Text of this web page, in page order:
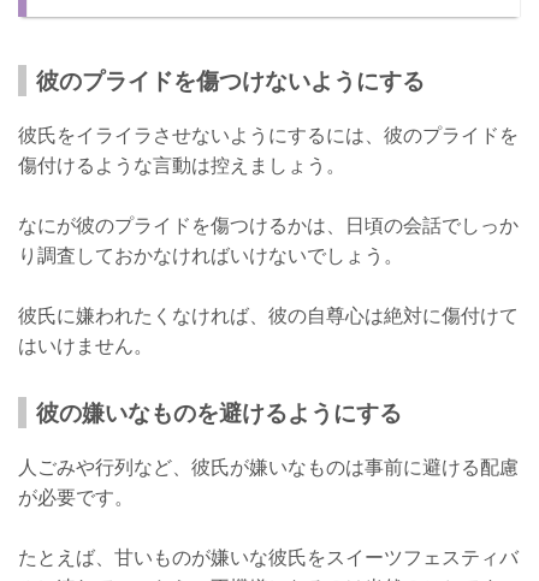
彼のプライドを傷つけないようにする
彼氏をイライラさせないようにするには、彼のプライドを
傷付けるような言動は控えましょう。
なにが彼のプライドを傷つけるかは、日頃の会話でしっか
り調査しておかなければいけないでしょう。
彼氏に嫌われたくなければ、彼の自尊心は絶対に傷付けて
はいけません。
彼の嫌いなものを避けるようにする
人ごみや行列など、彼氏が嫌いなものは事前に避ける配慮
が必要です。
たとえば、甘いものが嫌いな彼氏をスイーツフェスティバ